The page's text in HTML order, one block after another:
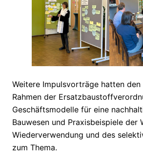
Weitere Impulsvorträge hatten
Rahmen der
Geschäftsmodelle für eine
Bauwesen und Praxisbeispiele der
Wiederverwendung und des
zum Thema.